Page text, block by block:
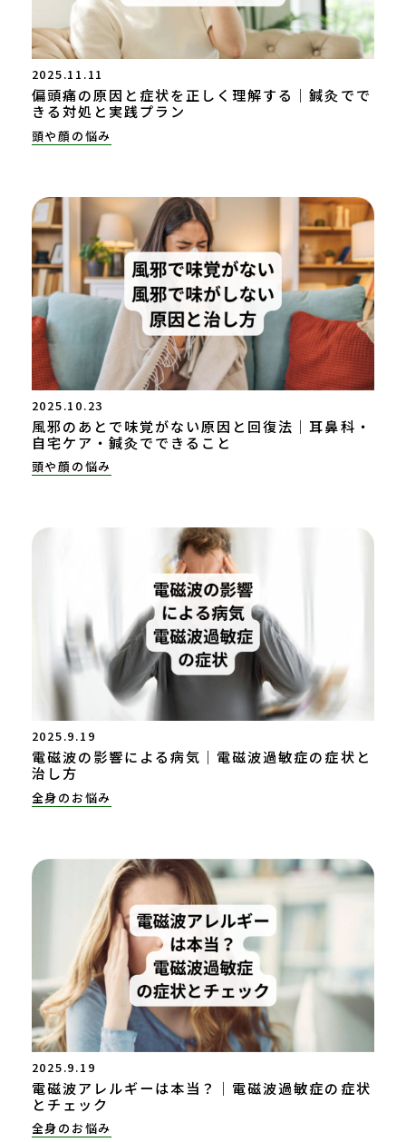
2025.11.11
偏頭痛の原因と症状を正しく理解する｜鍼灸でで
きる対処と実践プラン
頭や顔の悩み
2025.10.23
風邪のあとで味覚がない原因と回復法｜耳鼻科・
自宅ケア・鍼灸でできること
頭や顔の悩み
2025.9.19
電磁波の影響による病気｜電磁波過敏症の症状と
治し方
全身のお悩み
2025.9.19
電磁波アレルギーは本当？｜電磁波過敏症の症状
とチェック
全身のお悩み